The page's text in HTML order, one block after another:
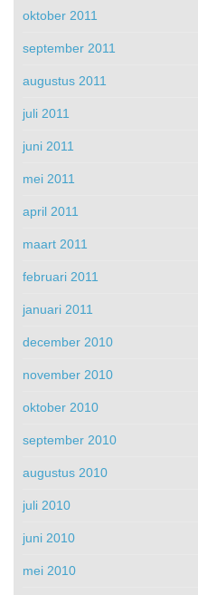
oktober 2011
september 2011
augustus 2011
juli 2011
juni 2011
mei 2011
april 2011
maart 2011
februari 2011
januari 2011
december 2010
november 2010
oktober 2010
september 2010
augustus 2010
juli 2010
juni 2010
mei 2010